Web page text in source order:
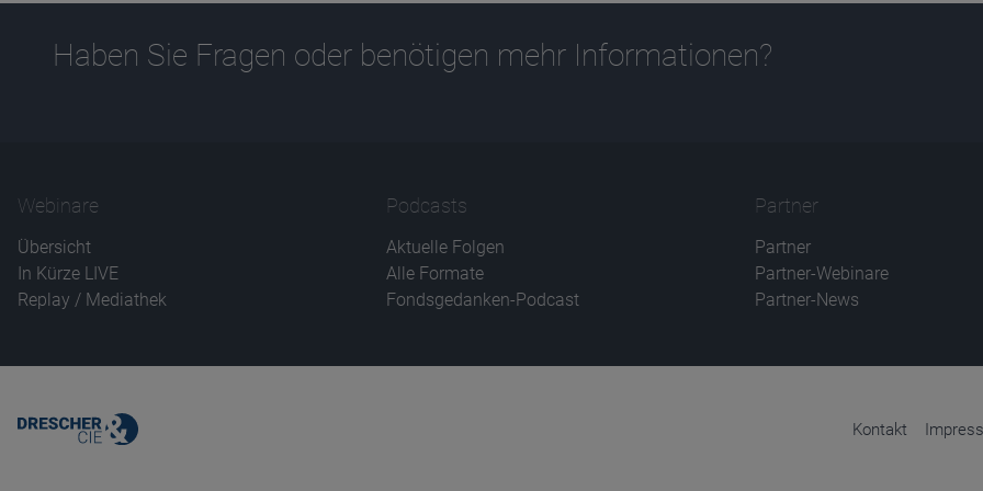
Haben Sie Fragen oder benötigen mehr Informationen?
Webinare
Übersicht
In Kürze LIVE
Replay / Mediathek
Podcasts
Aktuelle Folgen
Alle Formate
Fondsgedanken-Podcast
Partner
Partner
Partner-Webinare
Partner-News
Kontakt